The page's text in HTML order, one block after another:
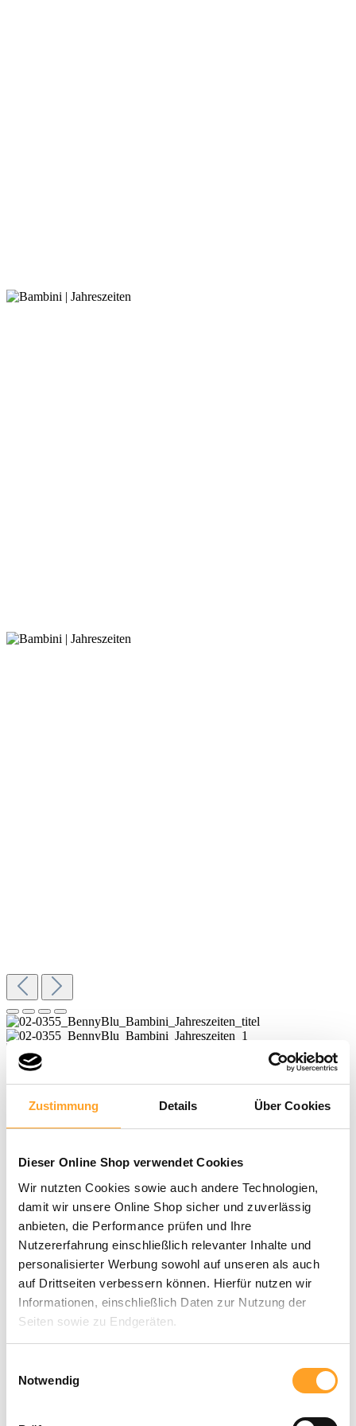
Zustimmung Details Über Cookies
Dieser Online Shop verwendet Cookies
Wir nutzten Cookies sowie auch andere Technologien,
damit wir unsere Online Shop sicher und zuverlässig
anbieten, die Performance prüfen und Ihre
Nutzererfahrung einschließlich relevanter Inhalte und
personalisierter Werbung sowohl auf unseren als auch
auf Drittseiten verbessern können. Hierfür nutzen wir
Informationen, einschließlich Daten zur Nutzung der
Seiten sowie zu Endgeräten.
Verwendung dieser Technologien ein. Unter „Anpassen“
können Sie eine Auswahl der Dienste vornehmen oder
diese ablehnen. Die Einwilligung können Sie jederzeit mit
Notwendig
1,20 €